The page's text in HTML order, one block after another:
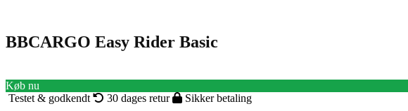
BBCARGO Easy Rider Basic
Køb nu
Testet & godkendt
30 dages retur Sikker betaling